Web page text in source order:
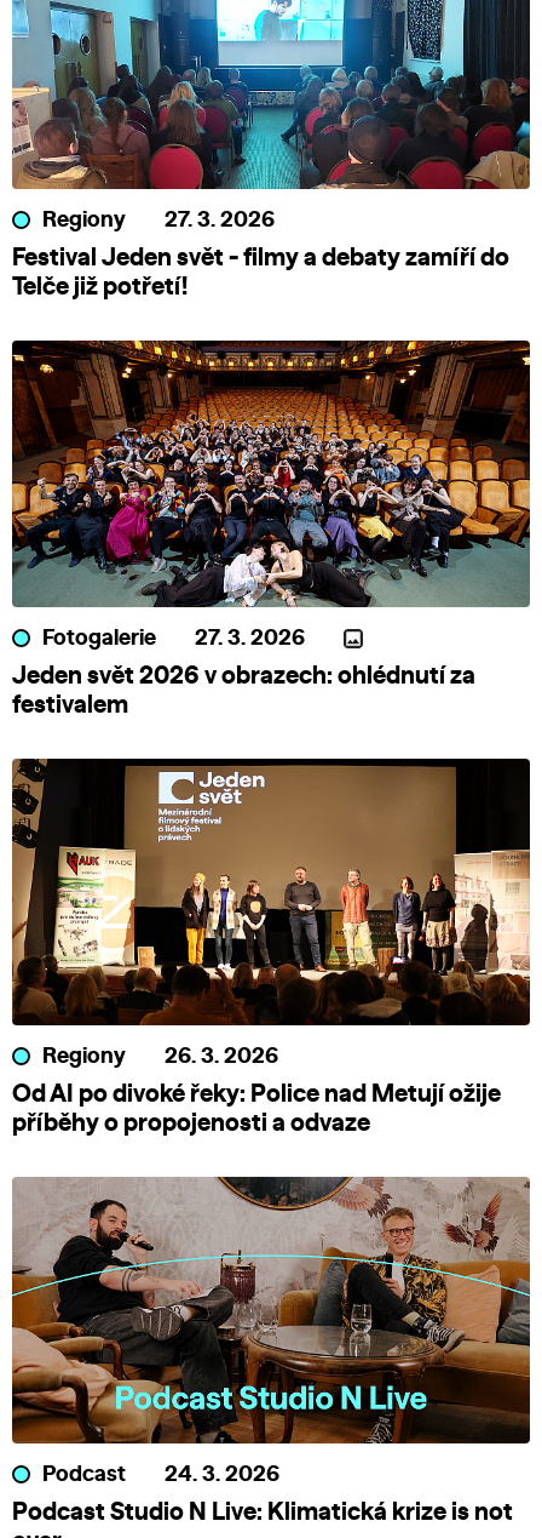
Regiony 27. 3. 2026
Festival Jeden svět - filmy a debaty zamíří do
Telče již potřetí!
Fotogalerie 27. 3. 2026
Jeden svět 2026 v obrazech: ohlédnutí za
festivalem
Regiony 26. 3. 2026
Od AI po divoké řeky: Police nad Metují ožije
příběhy o propojenosti a odvaze
Podcast 24. 3. 2026
Podcast Studio N Live: Klimatická krize is not